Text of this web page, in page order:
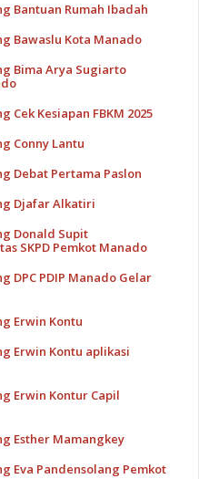
Bantuan Rumah Ibadah
Bawaslu Kota Manado
Bima Arya Sugiarto
Kesiapan FBKM 2025
Conny Lantu
Debat Pertama Paslon
Djafar Alkatiri
Donald Supit
SKPD Pemkot Manado
DPC PDIP Manado Gelar
Erwin Kontu
Erwin Kontu aplikasi
Erwin Kontur Capil
Esther Mamangkey
Eva Pandensolang Pemkot